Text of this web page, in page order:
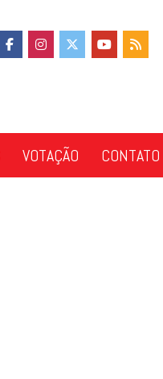
VOTAÇÃO CONTATO